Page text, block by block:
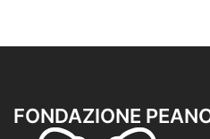
FONDAZIONE